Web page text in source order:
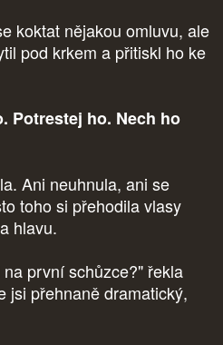
koktat nějakou omluvu, ale
pod krkem a přitiskl ho ke
Potrestej ho. Nech ho
Ani neuhnula, ani se
toho si přehodila vlasy
hlavu.
první schůzce?" řekla
jsi přehnaně dramatický,